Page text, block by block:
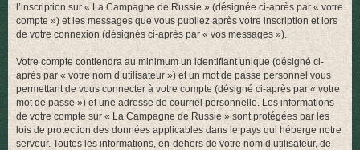
l’inscription sur « La Campagne de Russie » (désignée ci-après par « votre
compte ») et les messages que vous publiez après votre inscription et lors
de votre connexion (désignés ci-après par « vos messages »).
Votre compte contiendra au minimum un identifiant unique (désigné ci-
après par « votre nom d’utilisateur ») et un mot de passe personnel vous
permettant de vous connecter à votre compte (désigné ci-après par « votre
mot de passe ») et une adresse de courriel personnelle. Les informations
de votre compte sur « La Campagne de Russie » sont protégées par les
lois de protection des données applicables dans le pays qui héberge notre
serveur. Toutes les informations, en-dehors de votre nom d’utilisateur, de